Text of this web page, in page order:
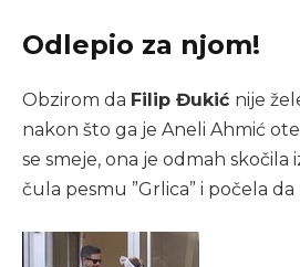
Odlepio za njom!
Obzirom da Filip Đukić nije
nakon što ga je Aneli Ahmić
se smeje, ona je odmah skočila
čula pesmu ”Grlica” i počela